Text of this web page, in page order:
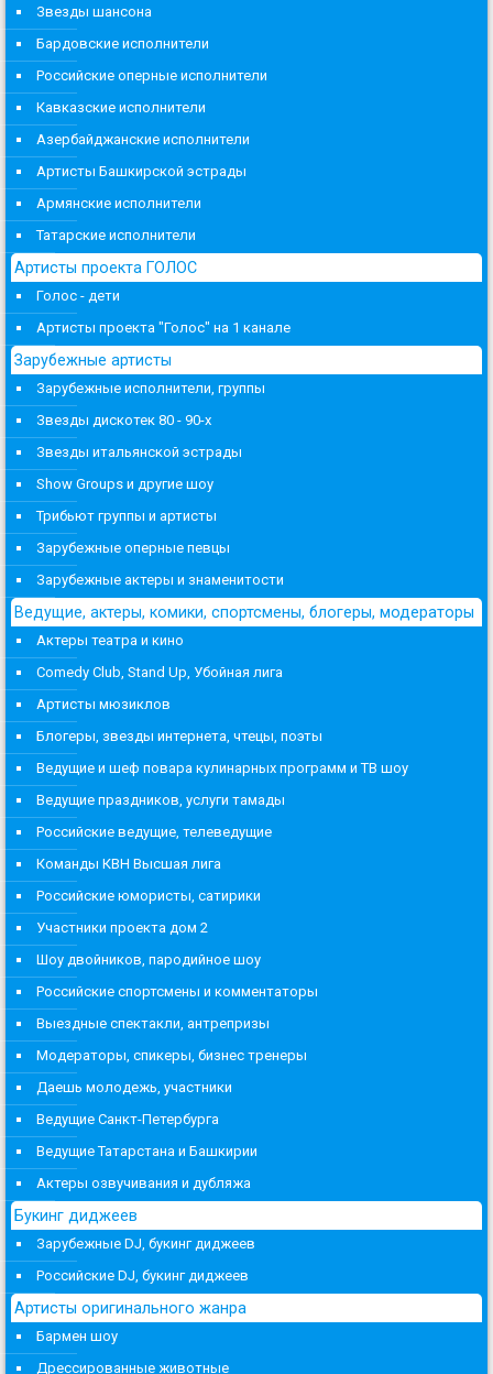
Звезды шансона
Бардовские исполнители
Российские оперные исполнители
Кавказские исполнители
Азербайджанские исполнители
Артисты Башкирской эстрады
Армянские исполнители
Татарские исполнители
Артисты проекта ГОЛОС
Голос - дети
Артисты проекта "Голос" на 1 канале
Зарубежные артисты
Зарубежные исполнители, группы
Звезды дискотек 80 - 90-х
Звезды итальянской эстрады
Show Groups и другие шоу
Трибьют группы и артисты
Зарубежные оперные певцы
Зарубежные актеры и знаменитости
Ведущие, актеры, комики, спортсмены, блогеры, модераторы
Актеры театра и кино
Comedy Club, Stand Up, Убойная лига
Артисты мюзиклов
Блогеры, звезды интернета, чтецы, поэты
Ведущие и шеф повара кулинарных программ и ТВ шоу
Ведущие праздников, услуги тамады
Российские ведущие, телеведущие
Команды КВН Высшая лига
Российские юмористы, сатирики
Участники проекта дом 2
Шоу двойников, пародийное шоу
Российские спортсмены и комментаторы
Выездные спектакли, антрепризы
Модераторы, спикеры, бизнес тренеры
Даешь молодежь, участники
Ведущие Санкт-Петербурга
Ведущие Татарстана и Башкирии
Актеры озвучивания и дубляжа
Букинг диджеев
Зарубежные DJ, букинг диджеев
Российские DJ, букинг диджеев
Артисты оригинального жанра
Бармен шоу
Дрессированные животные